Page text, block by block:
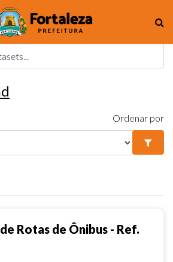
Ordenar por
Rotas de Ônibus - Ref.